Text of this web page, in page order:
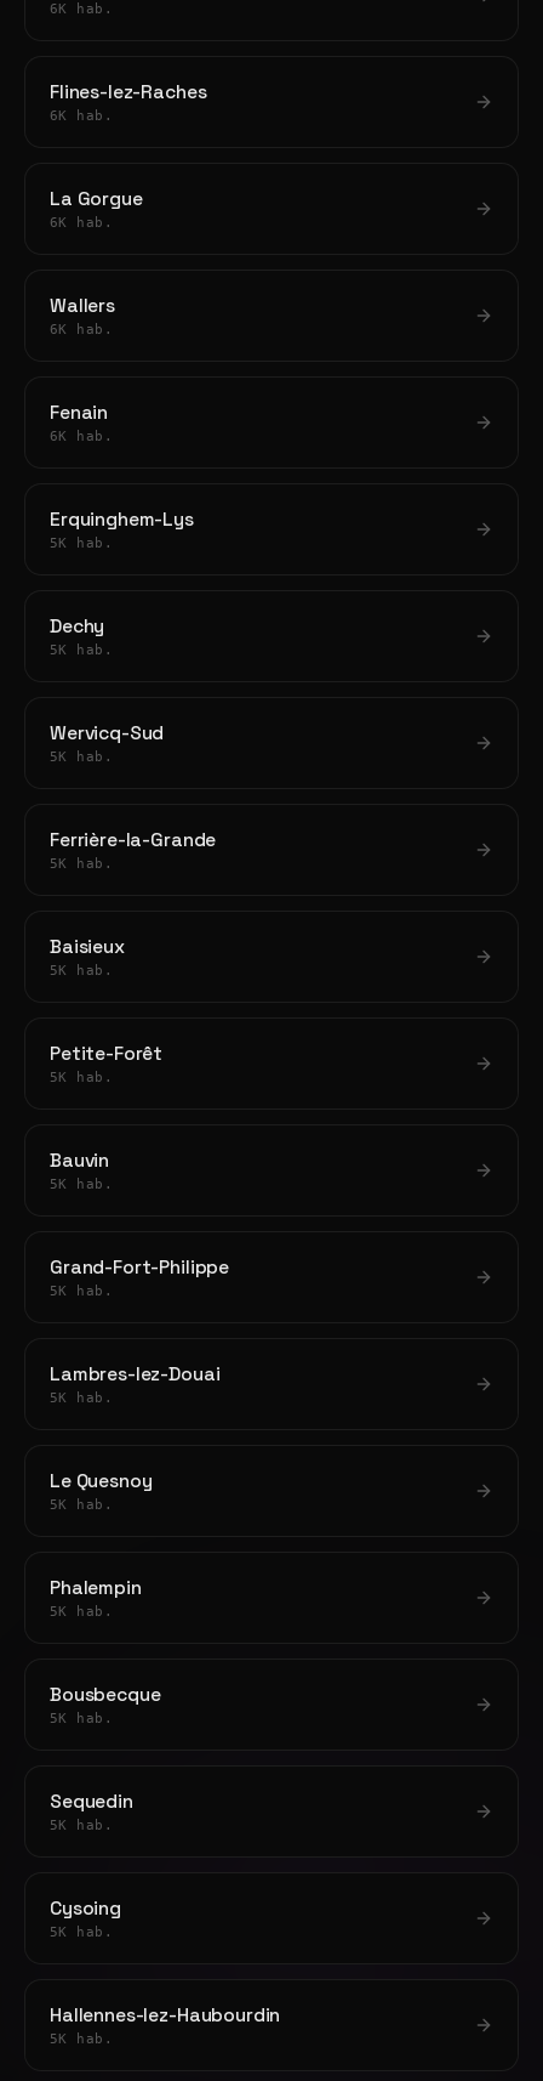
6K hab.
Flines-lez-Raches
6K hab.
La Gorgue
6K hab.
Wallers
6K hab.
Fenain
6K hab.
Erquinghem-Lys
5K hab.
Dechy
5K hab.
Wervicq-Sud
5K hab.
Ferrière-la-Grande
5K hab.
Baisieux
5K hab.
Petite-Forêt
5K hab.
Bauvin
5K hab.
Grand-Fort-Philippe
5K hab.
Lambres-lez-Douai
5K hab.
Le Quesnoy
5K hab.
Phalempin
5K hab.
Bousbecque
5K hab.
Sequedin
5K hab.
Cysoing
5K hab.
Hallennes-lez-Haubourdin
5K hab.